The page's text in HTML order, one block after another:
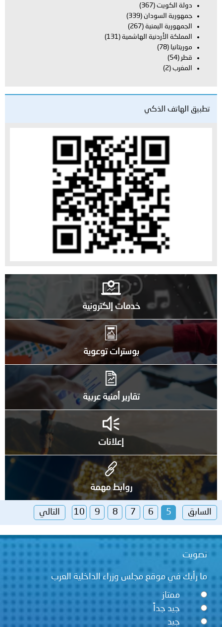
دولة الكويت (367)
جمهورية السودان (339)
الجمهورية اليمنية (267)
المملكة الأردنية الهاشمية (131)
موريتانيا (78)
قطر (54)
المغرب (2)
تطبيق الهاتف الذكي
خدمات إلكترونية
بوسترات توعوية
تقارير أمنية عربية
إعلانات
روابط مهمة
السابق 5
6
7
8
9
10 التالي
تصويت
ما رأيك في موقع مجلس وزراء الداخلية العرب
ممتاز
جيد جداً
جيد